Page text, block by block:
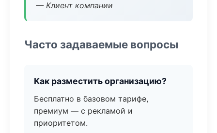
— Клиент компании
Часто задаваемые вопросы
Как разместить организацию?
Бесплатно в базовом тарифе,
премиум — с рекламой и
приоритетом.